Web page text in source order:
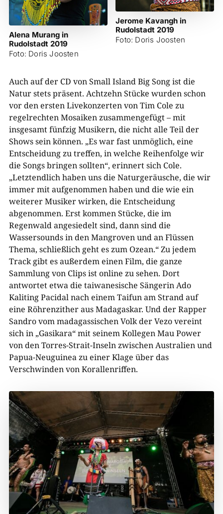
Alena Murang in
Rudolstadt 2019
Foto: Doris Joosten
Jerome Kavangh in
Rudolstadt 2019
Foto: Doris Joosten
Auch auf der CD von Small Island Big Song ist die
Natur stets präsent. Achtzehn Stücke wurden schon
vor den ersten Livekonzerten von Tim Cole zu
regelrechten Mosaiken zusammengefügt – mit
insgesamt fünfzig Musikern, die nicht alle Teil der
Shows sein können. „Es war fast unmöglich, eine
Entscheidung zu treffen, in welche Reihenfolge wir
die Songs bringen sollten“, erinnert sich Cole.
„Letztendlich haben uns die Naturgeräusche, die wir
immer mit aufgenommen haben und die wie ein
weiterer Musiker wirken, die Entscheidung
abgenommen. Erst kommen Stücke, die im
Regenwald angesiedelt sind, dann sind die
Wassersounds in den Mangroven und an Flüssen
Thema, schließlich geht es zum Ozean.“ Zu jedem
Track gibt es außerdem einen Film, die ganze
Sammlung von Clips ist online zu sehen. Dort
antwortet etwa die taiwanesische Sängerin Ado
Kaliting Pacidal nach einem Taifun am Strand auf
eine Röhrenzither aus Madagaskar. Und der Rapper
Sandro vom madagassischen Volk der Vezo vereint
sich in „Gasikara“ mit seinem Kollegen Mau Power
von den Torres-Strait-Inseln zwischen Australien und
Papua-Neuguinea zu einer Klage über das
Verschwinden von Korallenriffen.